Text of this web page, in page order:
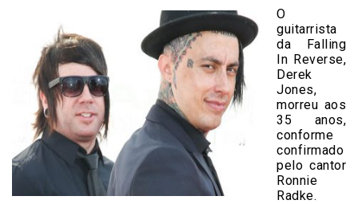
O
guitarrista
da Falling
In Reverse,
Derek
Jones,
morreu aos
35 anos,
conforme
confirmado
pelo cantor
Ronnie
Radke.